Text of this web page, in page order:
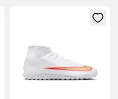
ind eller tilmelde dig som
Åbner en Modal til at logge